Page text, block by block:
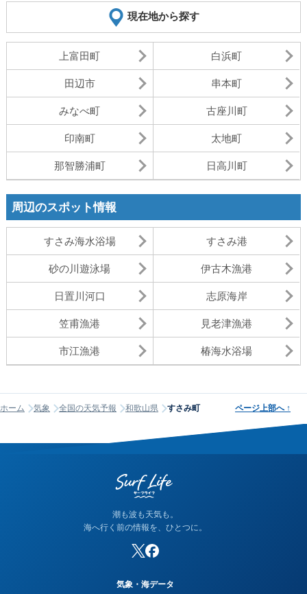
現在地から探す
上富田町 白浜町
田辺市 串本町
みなべ町 古座川町
印南町 太地町
那智勝浦町 日高川町
周辺のスポット情報
すさみ海水浴場 すさみ港
砂の川遊泳場 伊古木漁港
日置川河口 志原海岸
笠甫漁港 見老津漁港
市江漁港 椿海水浴場
ホーム 気象 全国の天気予報 和歌山県 すさみ町 ページ上部へ ↑
潮も波も天気も。
海へ行く前の情報を、ひとつに。
気象・海データ